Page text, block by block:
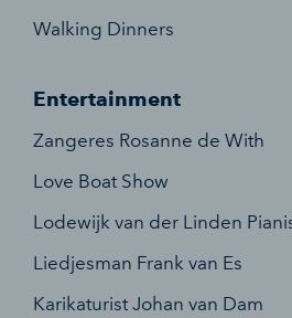
Walking Dinners
Entertainment
Zangeres Rosanne de With
Love Boat Show
Lodewijk van der Linden
Liedjesman Frank van Es
Karikaturist Johan van Dam